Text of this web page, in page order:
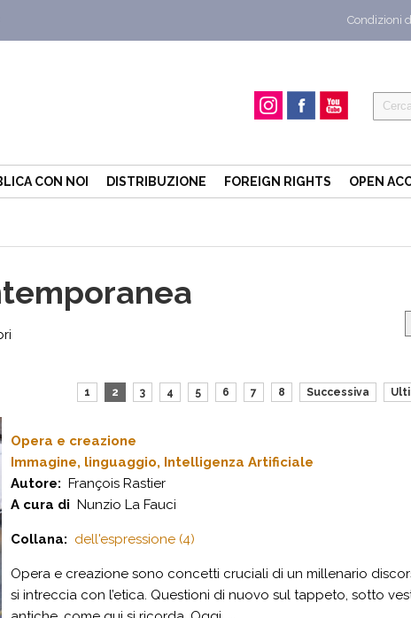
Condizioni
CON NOI DISTRIBUZIONE FOREIGN RIGHTS OPEN
1 2 3 4 5 6 7 8 Successiva
Opera e creazione
Immagine, linguaggio, Intelligenza Artificiale
Autore: François Rastier
A cura di Nunzio La Fauci
Collana: dell'espressione (4)
Opera e creazione sono concetti cruciali di un millenario
si intreccia con l’etica. Questioni di nuovo sul tappeto, sotto